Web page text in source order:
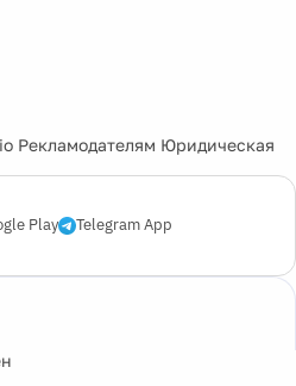
Рекламодателям Юридическая
Play Telegram App